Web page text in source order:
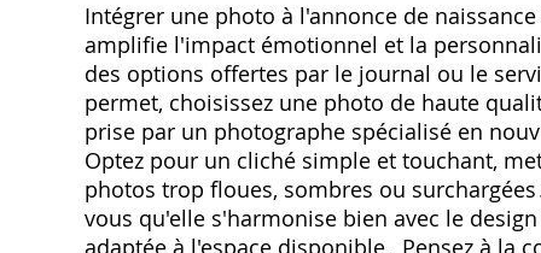
Intégrer une photo à l'annonce de
amplifie l'impact émotionnel et la
des options offertes par le journal ou le
permet, choisissez une photo de haute
prise par un photographe spécialisé en
Optez pour un cliché simple et touchant,
photos trop floues, sombres ou
vous qu'elle s'harmonise bien avec le